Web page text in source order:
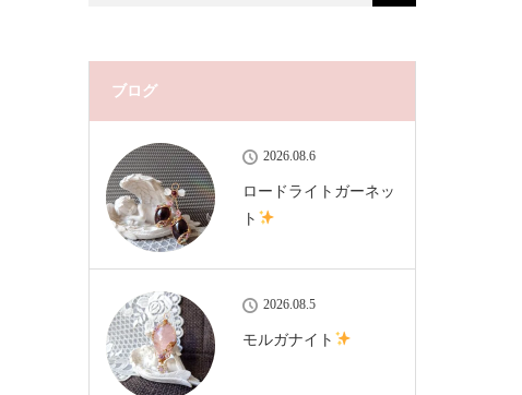
ブログ
2026.08.6
ロードライトガーネッ
ト
2026.08.5
モルガナイト